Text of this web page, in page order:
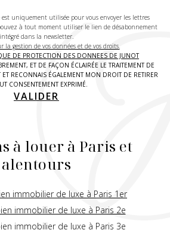
est uniquement utilisée pour vous envoyer les lettres
à tout moment utiliser le lien de désabonnement
intégré dans la newsletter.
la gestion de vos données et de vos droits.
DE PROTECTION DES DONNEES DE JUNOT
ET DE FAÇON ÉCLAIRÉE LE TRAITEMENT DE
RECONNAIS ÉGALEMENT MON DROIT DE RETIRER
CONSENTEMENT EXPRIMÉ.
VALIDER
à louer à Paris et
alentours
immobilier de luxe à Paris 1er
immobilier de luxe à Paris 2e
immobilier de luxe à Paris 3e